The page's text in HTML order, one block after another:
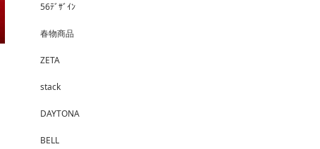
56ﾃﾞｻﾞｲﾝ
春物商品
ZETA
stack
DAYTONA
BELL